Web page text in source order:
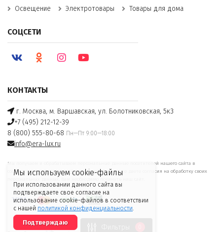
Мы используем cookie-файлы
При использовании данного сайта вы
подтверждаете свое согласие на
использование cookie-файлов в соответствии
с нашей политикой конфиденциальности.
Подтверждаю
КОНТАКТЫ
г. Москва, м. Варшавская, ул. Болотниковская, 5к3
+7 (495) 212-12-39
8 (800) 555-80-68 Пн—Пт 9:00—18:00
info@era-lux.ru
Мы получаем и обрабатываем персональные данные посетителей нашего сайта в
соответствии софициальной политикой. Если вы не даете согласия на обработку своих
персональных данных, Вам необходимо покинуть наш сайт.
Освещение Электротовары Товары для дома
СОЦСЕТИ